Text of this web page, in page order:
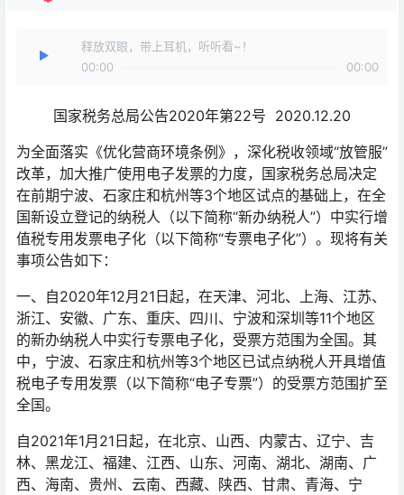
释放双眼，带上耳机，听听看~！
00:00
00:00
国家税务总局公告2020年第22号 2020.12.20
为全面落实《优化营商环境条例》，深化税收领域“放管服”
改革，加大推广使用电子发票的力度，国家税务总局决定
在前期宁波、石家庄和杭州等3个地区试点的基础上，在全
国新设立登记的纳税人（以下简称“新办纳税人”）中实行增
值税专用发票电子化（以下简称“专票电子化”）。现将有关
事项公告如下：
一、自2020年12月21日起，在天津、河北、上海、江苏、
浙江、安徽、广东、重庆、四川、宁波和深圳等11个地区
的新办纳税人中实行专票电子化，受票方范围为全国。其
中，宁波、石家庄和杭州等3个地区已试点纳税人开具增值
税电子专用发票（以下简称“电子专票”）的受票方范围扩至
全国。
自2021年1月21日起，在北京、山西、内蒙古、辽宁、吉
林、黑龙江、福建、江西、山东、河南、湖北、湖南、广
西、海南、贵州、云南、西藏、陕西、甘肃、青海、宁